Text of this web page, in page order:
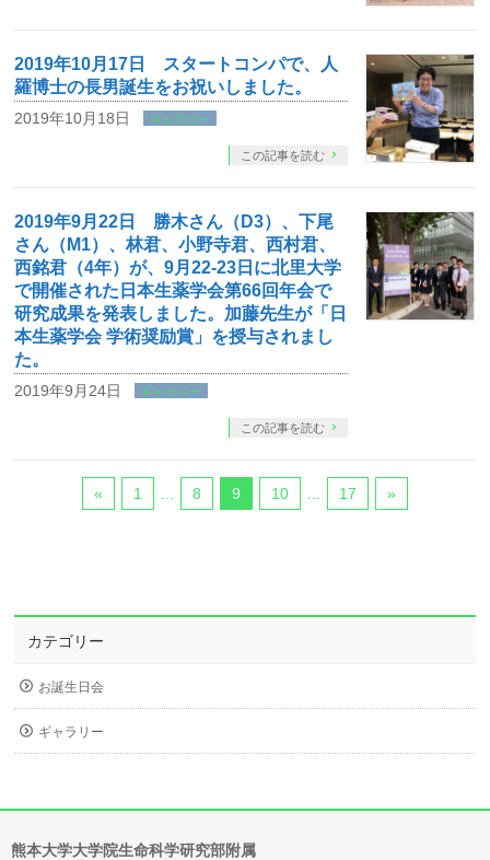
2019年10月17日 スタートコンパで、人
羅博士の長男誕生をお祝いしました。
2019年10月18日 ギャラリー
この記事を読む
2019年9月22日 勝木さん（D3）、下尾
さん（M1）、林君、小野寺君、西村君、
西銘君（4年）が、9月22-23日に北里大学
で開催された日本生薬学会第66回年会で
研究成果を発表しました。加藤先生が「日
本生薬学会 学術奨励賞」を授与されまし
た。
2019年9月24日 ギャラリー
この記事を読む
« 1 8 9 10 17 »
カテゴリー
お誕生日会
ギャラリー
熊本大学大学院生命科学研究部附属